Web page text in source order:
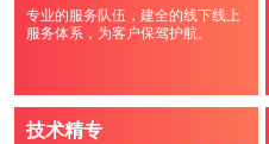
专业的服务队伍，建全的线下线上
服务体系，为客户保驾护航。
技术精专